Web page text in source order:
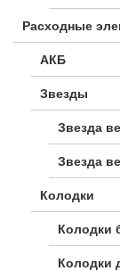
Расходные
АКБ
Звезды
Звезда
Звезда
Колодки
Колодки
Колодки